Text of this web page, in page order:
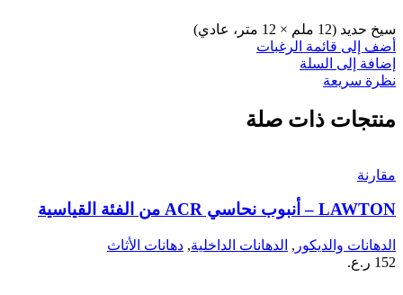
سيخ حديد (12 ملم × 12 متر، عادي)
أضف إلى قائمة الرغبات
إضافة إلى السلة
نظرة سريعة
منتجات ذات صلة
مقارنة
LAWTON – أنبوب نحاسي ACR من الفئة القياسية
الدهانات والديكور , الدهانات الداخلية, دهانات الأثاث
152 ر.ع.